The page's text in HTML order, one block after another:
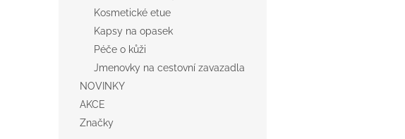
Kosmetické etue
Kapsy na opasek
Péče o kůži
Jmenovky na cestovní zavazadla
NOVINKY
AKCE
Značky